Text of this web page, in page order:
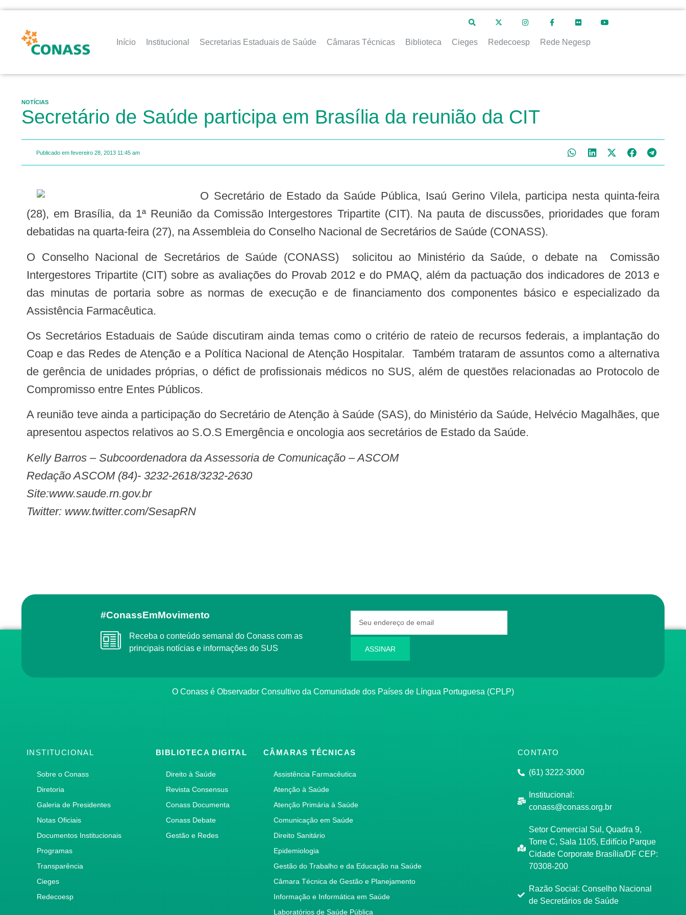
Início Institucional Secretarias Estaduais de Saúde Câmaras Técnicas Biblioteca Cieges Redecoesp Rede Negesp
NOTÍCIAS
Secretário de Saúde participa em Brasília da reunião da CIT
Publicado em fevereiro 28, 2013 11:45 am
O Secretário de Estado da Saúde Pública, Isaú Gerino Vilela, participa nesta quinta-feira
(28), em Brasília, da 1ª Reunião da Comissão Intergestores Tripartite (CIT). Na pauta de discussões, prioridades que foram
debatidas na quarta-feira (27), na Assembleia do Conselho Nacional de Secretários de Saúde (CONASS).
O Conselho Nacional de Secretários de Saúde (CONASS) solicitou ao Ministério da Saúde, o debate na Comissão
Intergestores Tripartite (CIT) sobre as avaliações do Provab 2012 e do PMAQ, além da pactuação dos indicadores de 2013 e
das minutas de portaria sobre as normas de execução e de financiamento dos componentes básico e especializado da
Assistência Farmacêutica.
Os Secretários Estaduais de Saúde discutiram ainda temas como o critério de rateio de recursos federais, a implantação do
Coap e das Redes de Atenção e a Política Nacional de Atenção Hospitalar. Também trataram de assuntos como a alternativa
de gerência de unidades próprias, o défict de profissionais médicos no SUS, além de questões relacionadas ao Protocolo de
Compromisso entre Entes Públicos.
A reunião teve ainda a participação do Secretário de Atenção à Saúde (SAS), do Ministério da Saúde, Helvécio Magalhães, que
apresentou aspectos relativos ao S.O.S Emergência e oncologia aos secretários de Estado da Saúde.
Kelly Barros – Subcoordenadora da Assessoria de Comunicação – ASCOM
Redação ASCOM (84)- 3232-2618/3232-2630
Site:www.saude.rn.gov.br
Twitter: www.twitter.com/SesapRN
#ConassEmMovimento
Receba o conteúdo semanal do Conass com as
principais notícias e informações do SUS
ASSINAR
O Conass é Observador Consultivo da Comunidade dos Países de Língua Portuguesa (CPLP)
INSTITUCIONAL
Sobre o Conass
Diretoria
Galeria de Presidentes
Notas Oficiais
Documentos Institucionais
Programas
Transparência
Cieges
Redecoesp
BIBLIOTECA DIGITAL
Direito à Saúde
Revista Consensus
Conass Documenta
Conass Debate
Gestão e Redes
CÂMARAS TÉCNICAS
Assistência Farmacêutica
Atenção à Saúde
Atenção Primária à Saúde
Comunicação em Saúde
Direito Sanitário
Epidemiologia
Gestão do Trabalho e da Educação na Saúde
Câmara Técnica de Gestão e Planejamento
Informação e Informática em Saúde
Laboratórios de Saúde Pública
CONTATO
(61) 3222-3000
Institucional:
conass@conass.org.br
Setor Comercial Sul, Quadra 9,
Torre C, Sala 1105, Edifício Parque
Cidade Corporate Brasília/DF CEP:
70308-200
Razão Social: Conselho Nacional
de Secretários de Saúde